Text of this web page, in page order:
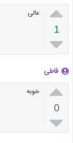

1

عالی
فاطی

0

خوبه